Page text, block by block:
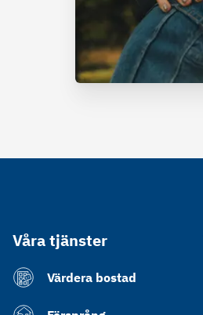
Våra tjänster
Värdera bostad